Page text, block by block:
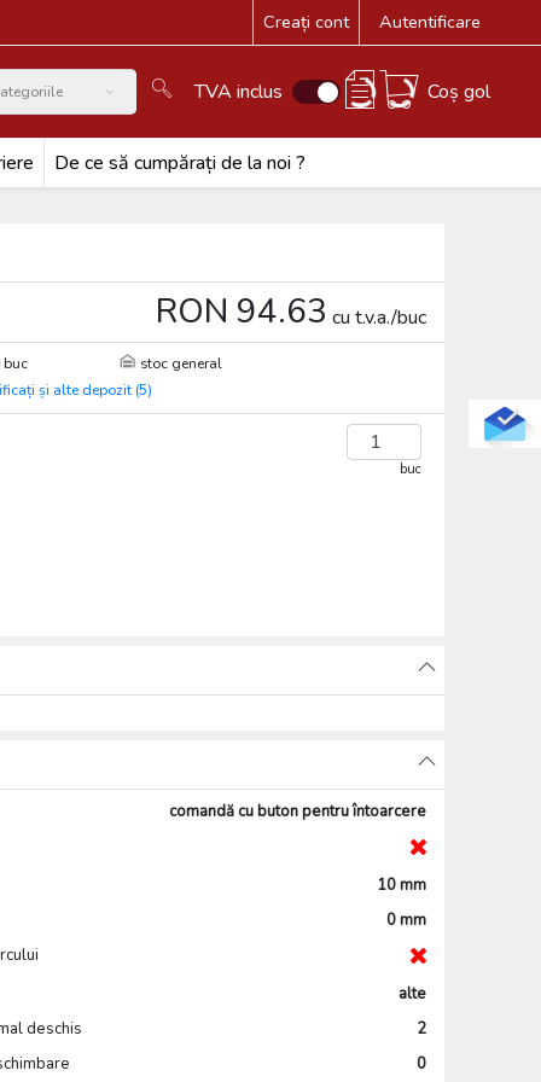
Creați cont Autentificare
TVA inclus Coș gol
De ce să cumpărați de la noi ?
RON 94.63 cu t.v.a./buc
buc
stoc general
și alte depozit (5)
buc
comandă cu buton pentru întoarcere
10 mm
0 mm
alte
deschis
2
0